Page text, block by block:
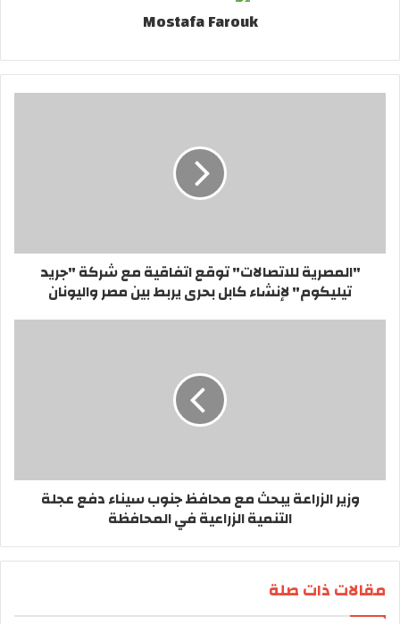
Mostafa Farouk
"المصرية للاتصالات" توقع اتفاقية مع شركة "جريد
تيليكوم" لإنشاء كابل بحرى يربط بين مصر واليونان
وزير الزراعة يبحث مع محافظ جنوب سيناء دفع عجلة
التنمية الزراعية في المحافظة
مقالات ذات صلة